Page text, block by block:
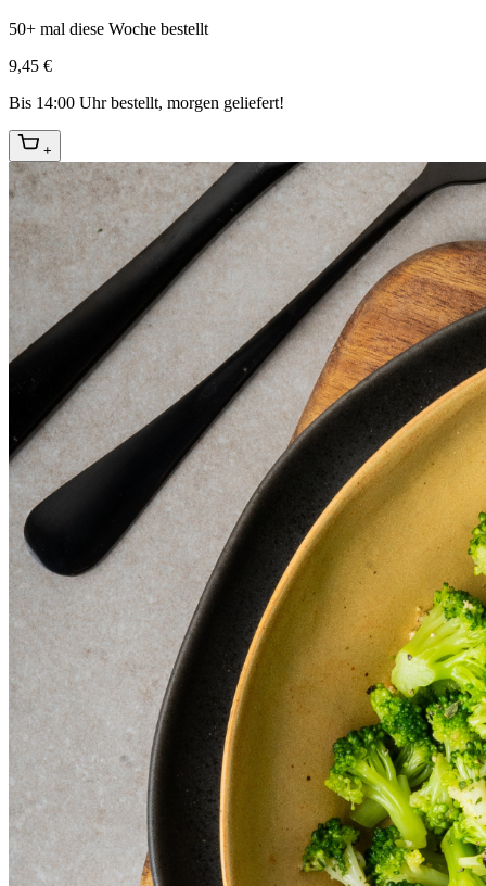
50+ mal diese Woche bestellt
9,45 €
Bis 14:00 Uhr bestellt, morgen geliefert!
+